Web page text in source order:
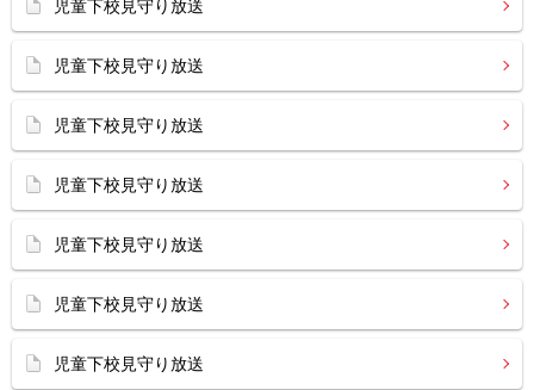
児童下校見守り放送
児童下校見守り放送
児童下校見守り放送
児童下校見守り放送
児童下校見守り放送
児童下校見守り放送
児童下校見守り放送